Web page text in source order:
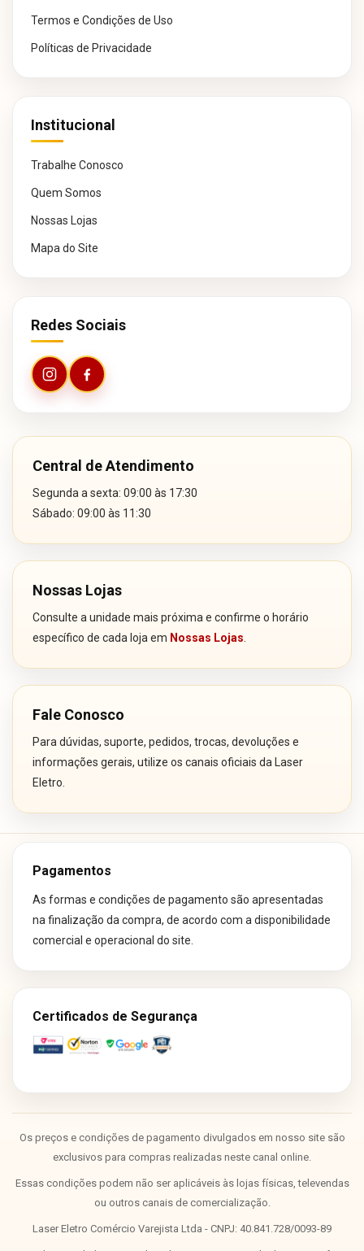
Termos e Condições de Uso
Políticas de Privacidade
Institucional
Trabalhe Conosco
Quem Somos
Nossas Lojas
Mapa do Site
Redes Sociais
Central de Atendimento
Segunda a sexta: 09:00 às 17:30
Sábado: 09:00 às 11:30
Nossas Lojas
Consulte a unidade mais próxima e confirme o horário
específico de cada loja em Nossas Lojas
Fale Conosco
Para dúvidas, suporte, pedidos, trocas, devoluções e
informações gerais, utilize os canais oficiais da Laser
Eletro.
Pagamentos
As formas e condições de pagamento são apresentadas
na finalização da compra, de acordo com a disponibilidade
comercial e operacional do site.
Certificados de Segurança
Os preços e condições de pagamento divulgados em nosso site são
exclusivos para compras realizadas neste canal online.
Essas condições podem não ser aplicáveis às lojas físicas, televendas
ou outros canais de comercialização.
Laser Eletro Comércio Varejista Ltda - CNPJ: 40.841.728/0093-89